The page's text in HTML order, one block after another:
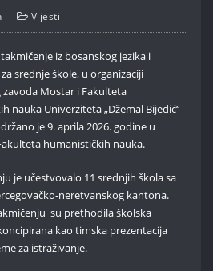
Vijesti
iz bosanskog jezika i
srednje škole, u organizaciji
zavoda Mostar i Fakulteta
nauka Univerziteta „Džemal Bijedić“
je 9. aprila 2026. godine u
humanističkih nauka.
je učestvovalo 11 srednjih škola sa
neretvanskog kantona.
su prethodila školska
kao timska prezentacija
za istraživanje.